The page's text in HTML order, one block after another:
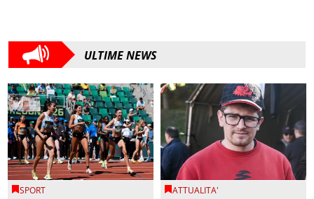
ULTIME NEWS
SPORT ATTUALITA'